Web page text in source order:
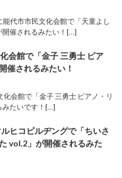
代市市民文化会館で「天童よし
開催されるみたい！[…]
会館で「金子 三勇士 ピア
催されるみたい！
会館で「金子 三勇士 ピアノ・リ
みたいです！[…]
ルヒコビルヂングで「ちいさ
vol.2」が開催されるみた